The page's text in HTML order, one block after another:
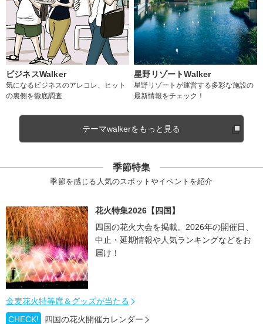
ビジネスWalker
気になるビジネスのアレコレ、ヒット
の裏側を徹底調査
星野リゾートWalker
星野リゾートが運営する多彩な施設の
最新情報をチェック！
テーマwalkerをもっと見る
季節特集
季節を感じる人気のスポットやイベントを紹介
花火特集2026【四国】
四国の花火大会を掲載。2026年の開催日、
中止・延期情報や人気ランキングなどをお
届け！
金麦花火特等席＆グッズが当たる
CHECK!
四国の花火開催カレンダー